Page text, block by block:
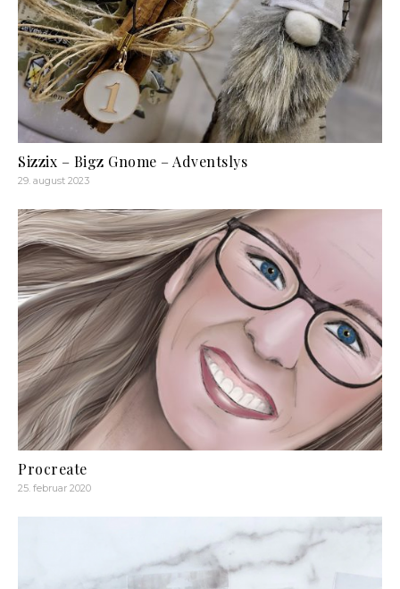
Sizzix – Bigz Gnome – Adventslys
29. august 2023
Procreate
25. februar 2020